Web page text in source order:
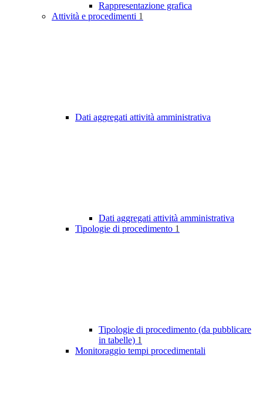
Rappresentazione grafica
Attività e procedimenti 1
Dati aggregati attività amministrativa
Dati aggregati attività amministrativa
Tipologie di procedimento 1
Tipologie di procedimento (da pubblicare
in tabelle) 1
Monitoraggio tempi procedimentali